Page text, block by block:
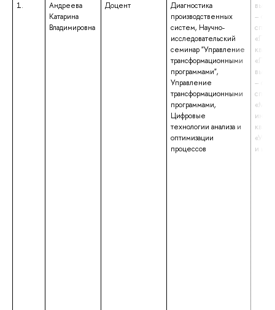
1.
Андреева
Катарина
Владимировна
Доцент
Диагностика
производственных
систем, Научно-
исследовательский
семинар "Управление
трансформационными
программами",
Управление
трансформационными
программами,
Цифровые
технологии анализа и
оптимизации
процессов
–
–
и